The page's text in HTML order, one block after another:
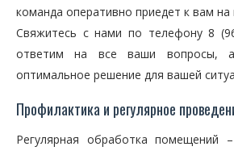
команда оперативно приедет к вам
Свяжитесь с нами по телефону 8
ответим на все ваши вопросы,
оптимальное решение для вашей
Профилактика и регулярное
Регулярная обработка помещений